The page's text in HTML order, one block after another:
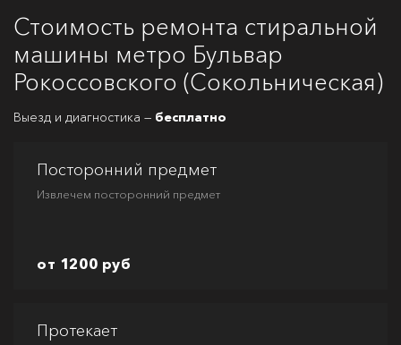
Стоимость ремонта стиральной
машины метро Бульвар
Рокоссовского (Сокольническая)
Выезд и диагностика — бесплатно
Посторонний предмет
Извлечем посторонний предмет
от 1200 руб
Протекает